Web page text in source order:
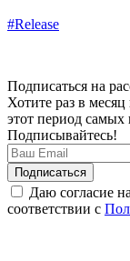
#Release
Подписаться на
Хотите раз в
этот период самых
Подписывайтесь!
Даю согласие
соответствии с